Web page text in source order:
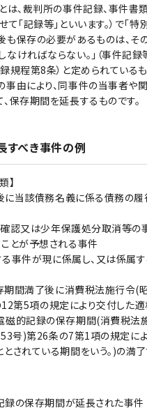
は、裁判所の事件記録、事件書
て「記録等」といいます。）で「
も保存の必要があるものは、そ
ければならない。」（事件記
規程第8条）と定められている
事由により、同事件の当事者や
保存期間を延長するものです。
すべき事件の例
】
当該債務名義に係る債務の履
認又は少年保護処分取消等の
とが予想される事件
事件が現に係属し、又は係属
期間満了後に消費税法施行令(
第5項の規定により交付した
磁的記録の保存期間(消費税法
号)第26条の7第1項の規定に
されている期間をいう。)の満
の保存期間が延長された事件